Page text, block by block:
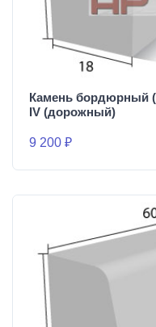
Камень бордюрный
IV (дорожный)
9 200 ₽